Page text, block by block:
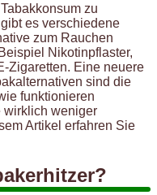
zu
es verschiedene
zum Rauchen
Nikotinpflaster,
Zigaretten. Eine neuere
sind die
funktionieren
wirklich weniger
Artikel erfahren Sie